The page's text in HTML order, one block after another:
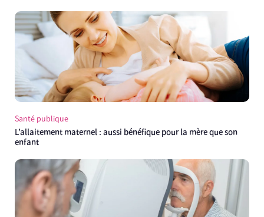
Santé publique
L’allaitement maternel : aussi bénéfique pour la mère que son
enfant